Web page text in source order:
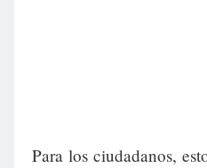
Para los ciudadanos,